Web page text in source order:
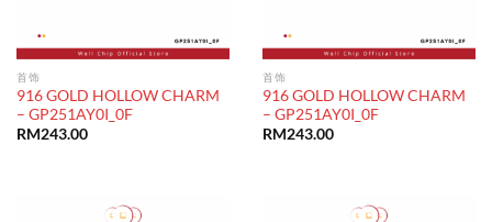
首饰
916 GOLD HOLLOW CHARM
– GP251AY0I_0F
RM243.00
首饰
916 GOLD HOLLOW CHARM
– GP251AY0I_0F
RM243.00